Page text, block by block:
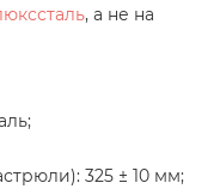
, а не на
325 ± 10 мм;